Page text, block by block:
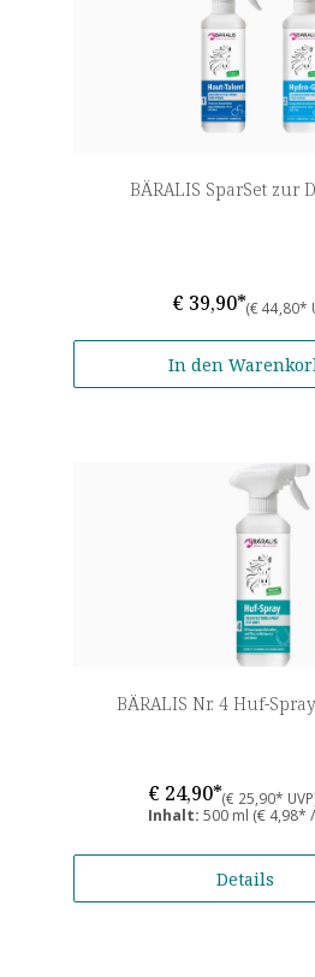
BÄRALIS SparSet zur
€ 39,90*(€ 44,80*
In den
BÄRALIS Nr. 4 Huf-
Inhalt: 500 ml (€ 4,98*
€ 24,90*(€ 25,90*
Details